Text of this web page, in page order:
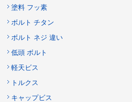
塗料 フッ素
ボルト チタン
ボルト ネジ 違い
低頭 ボルト
軽天ビス
トルクス
キャップビス